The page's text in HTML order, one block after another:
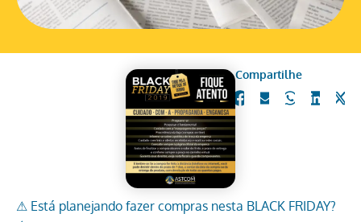
Compartilhe
⚠ Está planejando fazer compras nesta BLACK FRIDAY?